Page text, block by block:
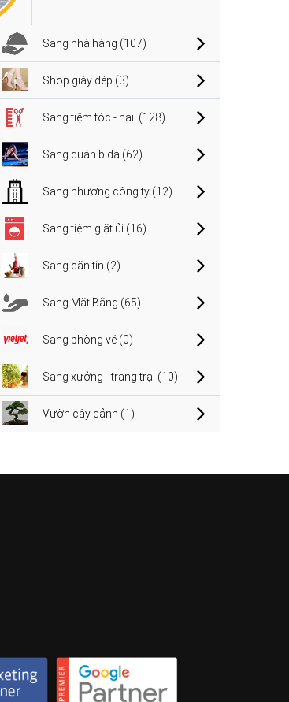
Sang nhà hàng (107)
Shop giày dép (3)
Sang tiệm tóc - nail (128)
Sang quán bida (62)
Sang nhượng công ty (12)
Sang tiệm giặt ủi (16)
Sang căn tin (2)
Sang Mặt Bằng (65)
Sang phòng vé (0)
Sang xưởng - trang trại (10)
Vườn cây cảnh (1)